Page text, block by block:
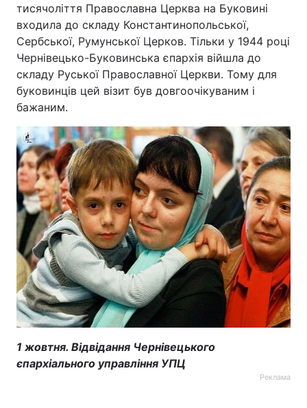
Тема оформлення
тисячоліття Православна Церква на Буковині
входила до складу Константинопольської,
Сербської, Румунської Церков. Тільки у 1944 році
Чернівецько-Буковинська єпархія війшла до
складу Руської Православної Церкви. Тому для
буковинців цей візит був довгоочікуваним і
бажаним.
1 жовтня. Відвідання Чернівецького
єпархіального управління УПЦ
Реклама